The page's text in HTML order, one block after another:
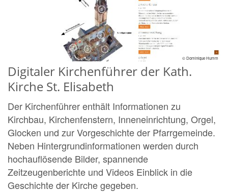
© Dominique Humm
Digitaler Kirchenführer der Kath.
Kirche St. Elisabeth
Der Kirchenführer enthält Informationen zu
Kirchbau, Kirchenfenstern, Inneneinrichtung, Orgel,
Glocken und zur Vorgeschichte der Pfarrgemeinde.
Neben Hintergrundinformationen werden durch
hochauflösende Bilder, spannende
Zeitzeugenberichte und Videos Einblick in die
Geschichte der Kirche gegeben.